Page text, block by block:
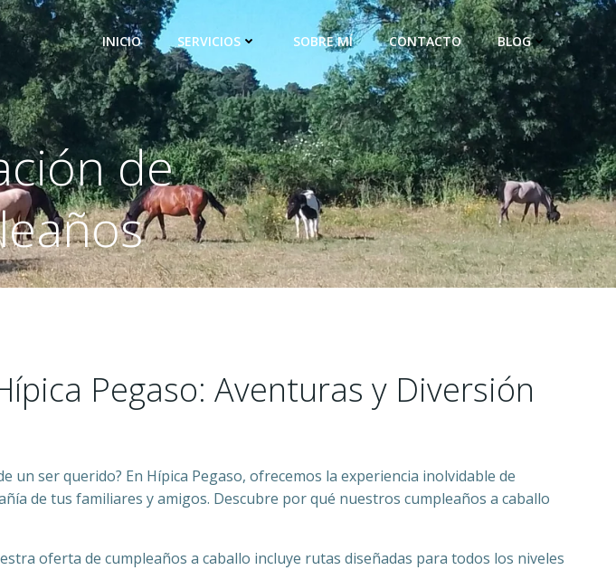
INICIO SERVICIOS SOBRE MÍ CONTACTO BLOG
de
Pegaso: Aventuras y Diversión
ser querido? En Hípica Pegaso, ofrecemos la experiencia inolvidable de
de tus familiares y amigos. Descubre por qué nuestros cumpleaños a caballo
oferta de cumpleaños a caballo incluye rutas diseñadas para todos los niveles